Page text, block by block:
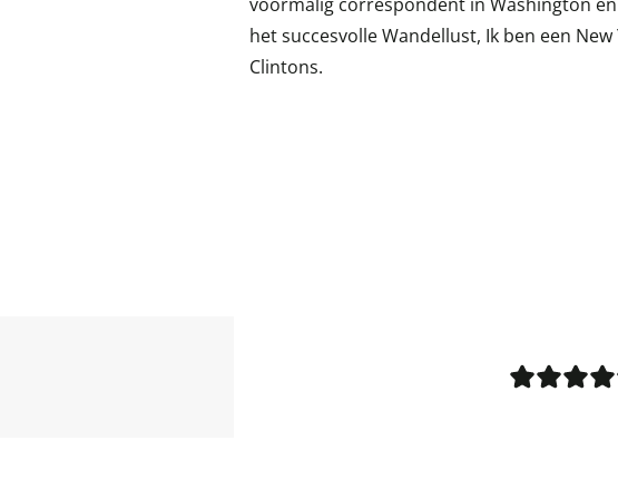
het succesvolle Wandellust, Ik ben een
Clintons.